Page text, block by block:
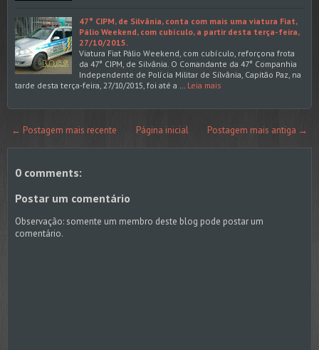
47° CIPM, de Silvânia, conta com mais uma viatura Fiat,
Pálio Weekend, com cubículo, a partir desta terça-feira,
27/10/2015.
Viatura Fiat Pálio Weekend, com cubículo, reforçona frota
da 47° CIPM, de Silvânia. O Comandante da 47° Companhia
Independente de Polícia Militar de Silvânia, Capitão Paz, na
tarde desta terça-feira, 27/10/2015, foi até a … Leia mais
← Postagem mais recente Postagem mais antiga →
Página inicial
0 comments:
Postar um comentário
Observação: somente um membro deste blog pode postar um
comentário.